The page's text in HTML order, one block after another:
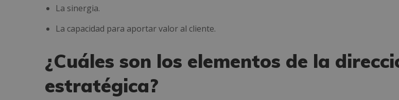
La sinergia.
La capacidad para aportar valor al cliente.
¿Cuáles son los elementos de la
estratégica?